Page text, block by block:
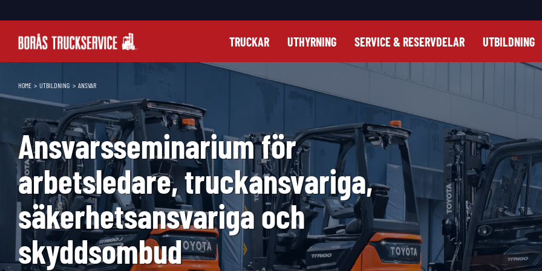
till
innehållet
TRUCKAR UTHYRNING SERVICE & RESERVDELAR UTBILDNING
HOME UTBILDNING ANSVAR
Ansvarsseminarium för
arbetsledare, truckansvariga,
säkerhetsansvariga och
skyddsombud